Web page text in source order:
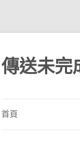
跳
主
要
內
傳送未完
首頁